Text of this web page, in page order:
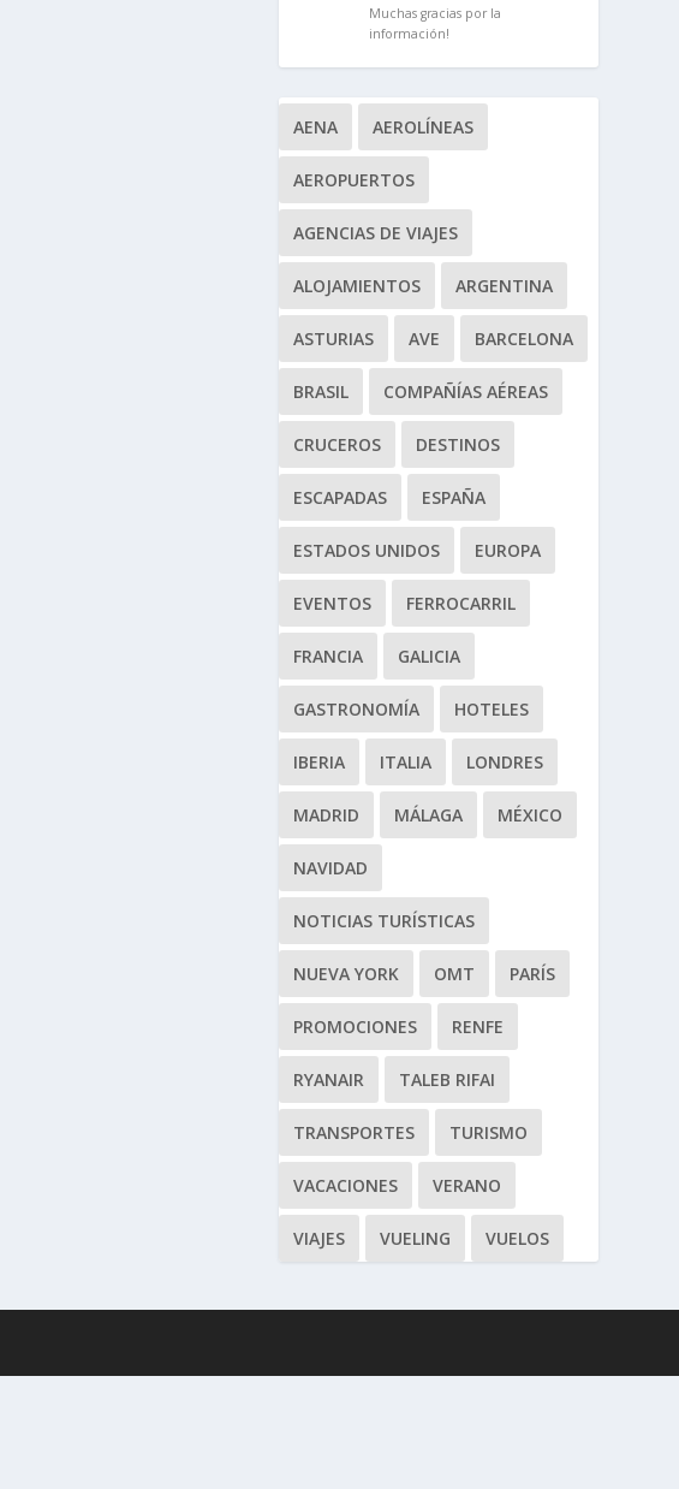
Muchas gracias por la
información!
AENA AEROLÍNEAS
AEROPUERTOS
AGENCIAS DE VIAJES
ALOJAMIENTOS ARGENTINA
ASTURIAS AVE BARCELONA
BRASIL COMPAÑÍAS AÉREAS
CRUCEROS DESTINOS
ESCAPADAS ESPAÑA
ESTADOS UNIDOS EUROPA
EVENTOS FERROCARRIL
FRANCIA GALICIA
GASTRONOMÍA HOTELES
IBERIA ITALIA LONDRES
MADRID MÁLAGA MÉXICO
NAVIDAD
NOTICIAS TURÍSTICAS
NUEVA YORK OMT PARÍS
PROMOCIONES RENFE
RYANAIR TALEB RIFAI
TRANSPORTES TURISMO
VACACIONES VERANO
VIAJES VUELING VUELOS